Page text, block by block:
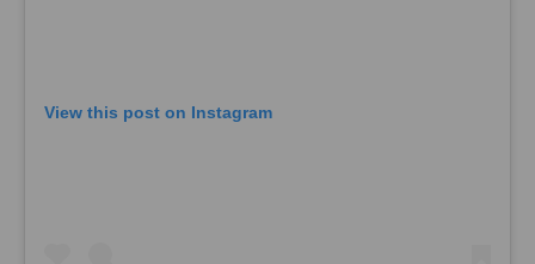
View this post on Instagram